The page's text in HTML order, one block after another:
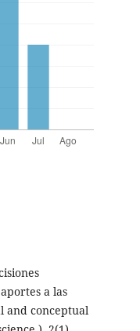
a las
and conceptual